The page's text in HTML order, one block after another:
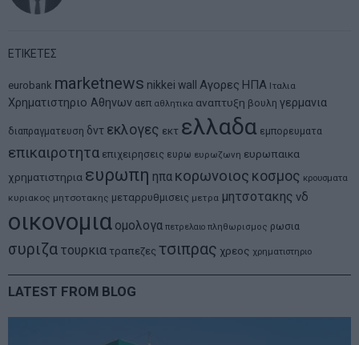
ΕΤΙΚΕΤΕΣ
eurobank marketnews nikkei wall Αγορες ΗΠΑ Ιταλια
Χρηματιστηριο Αθηνων αεπ αθλητικα αναπτυξη βουλη γερμανια
διαπραγματευση δντ εκλογες εκτ ελλαδα εμπορευματα
επικαιροτητα επιχειρησεις ευρω ευρωζωνη ευρωπαικα
χρηματιστηρια ευρωπη ηπα κορωνοιος κοσμος κρουσματα
κυριακος μητσοτακης μεταρρυθμισεις μετρα μητσοτακης νδ
οικονομια ομολογα πετρελαιο πληθωρισμος ρωσια
συριζα τουρκια τραπεζες τσιπρας χρεος χρηματιστηριο
LATEST FROM BLOG